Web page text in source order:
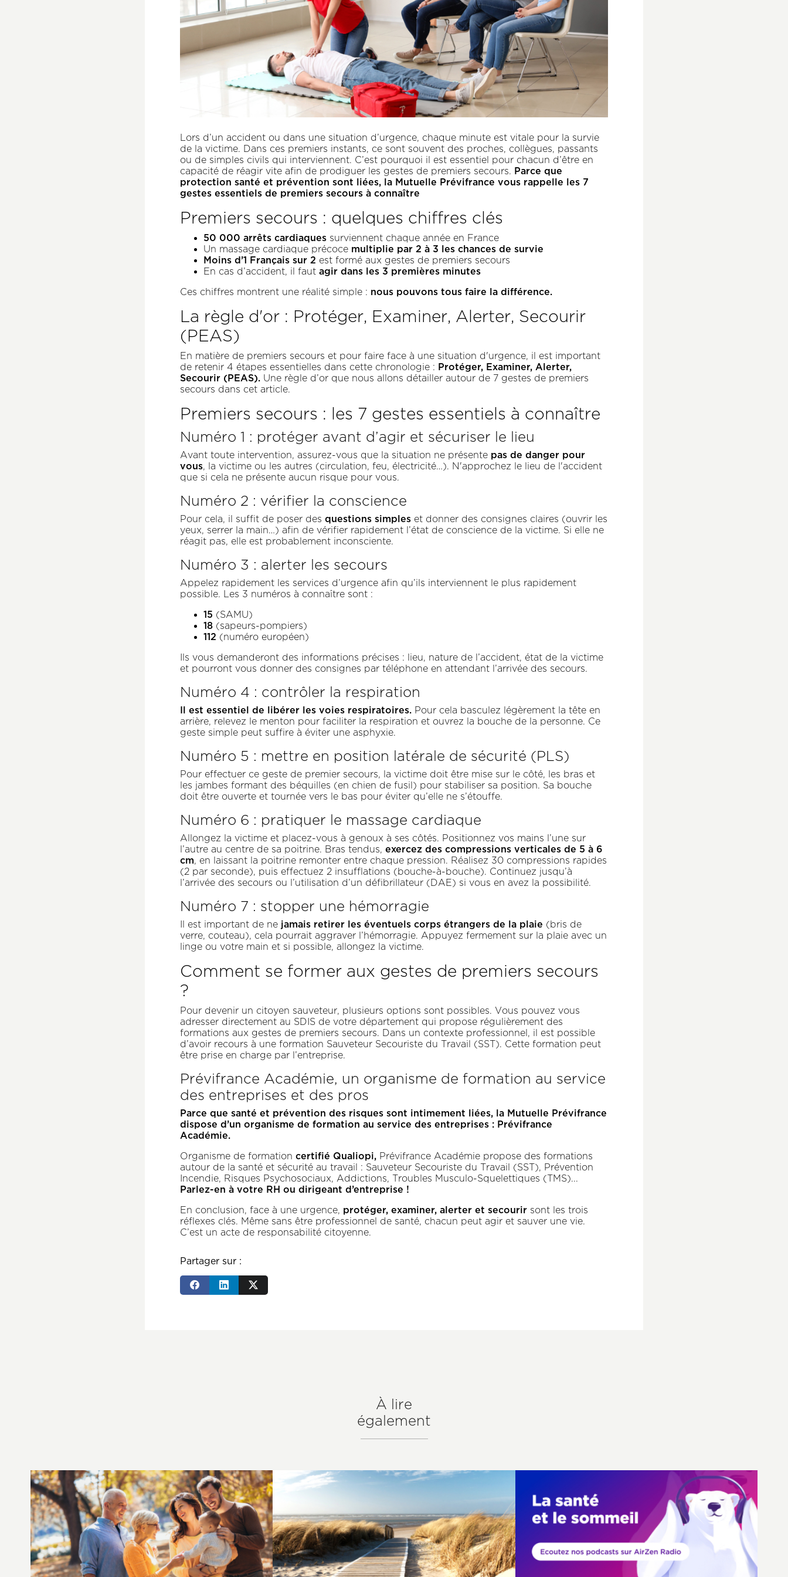
Axeptio consent
Lors d’un accident ou dans une situation d’urgence, chaque minute est vitale pour la survie
de la victime. Dans ces premiers instants, ce sont souvent des proches, collègues, passants
ou de simples civils qui interviennent. C’est pourquoi il est essentiel pour chacun d’être en
capacité de réagir vite afin de prodiguer les gestes de premiers secours. Parce que
protection santé et prévention sont liées, la Mutuelle Prévifrance vous rappelle les 7
gestes essentiels de premiers secours à connaître
Premiers secours : quelques chiffres clés
50 000 arrêts cardiaques surviennent chaque année en France
Un massage cardiaque précoce multiplie par 2 à 3 les chances de survie
Moins d’1 Français sur 2 est formé aux gestes de premiers secours
En cas d’accident, il faut agir dans les 3 premières minutes
Ces chiffres montrent une réalité simple : nous pouvons tous faire la différence.
La règle d'or : Protéger, Examiner, Alerter, Secourir
(PEAS)
En matière de premiers secours et pour faire face à une situation d'urgence, il est important
de retenir 4 étapes essentielles dans cette chronologie : Protéger, Examiner, Alerter,
Secourir (PEAS). Une règle d’or que nous allons détailler autour de 7 gestes de premiers
secours dans cet article.
Premiers secours : les 7 gestes essentiels à connaître
Numéro 1 : protéger avant d’agir et sécuriser le lieu
Avant toute intervention, assurez-vous que la situation ne présente pas de danger pour
vous, la victime ou les autres (circulation, feu, électricité…). N'approchez le lieu de l'accident
que si cela ne présente aucun risque pour vous.
Numéro 2 : vérifier la conscience
Pour cela, il suffit de poser des questions simples et donner des consignes claires (ouvrir les
yeux, serrer la main…) afin de vérifier rapidement l’état de conscience de la victime. Si elle ne
réagit pas, elle est probablement inconsciente.
Numéro 3 : alerter les secours
Appelez rapidement les services d’urgence afin qu’ils interviennent le plus rapidement
possible. Les 3 numéros à connaître sont :
15 (SAMU)
18 (sapeurs-pompiers)
112 (numéro européen)
Ils vous demanderont des informations précises : lieu, nature de l’accident, état de la victime
et pourront vous donner des consignes par téléphone en attendant l’arrivée des secours.
Numéro 4 : contrôler la respiration
Il est essentiel de libérer les voies respiratoires. Pour cela basculez légèrement la tête en
arrière, relevez le menton pour faciliter la respiration et ouvrez la bouche de la personne. Ce
geste simple peut suffire à éviter une asphyxie.
Numéro 5 : mettre en position latérale de sécurité (PLS)
Pour effectuer ce geste de premier secours, la victime doit être mise sur le côté, les bras et
les jambes formant des béquilles (en chien de fusil) pour stabiliser sa position. Sa bouche
doit être ouverte et tournée vers le bas pour éviter qu’elle ne s’étouffe.
Numéro 6 : pratiquer le massage cardiaque
Allongez la victime et placez-vous à genoux à ses côtés. Positionnez vos mains l’une sur
l’autre au centre de sa poitrine. Bras tendus, exercez des compressions verticales de 5 à 6
cm, en laissant la poitrine remonter entre chaque pression. Réalisez 30 compressions rapides
(2 par seconde), puis effectuez 2 insufflations (bouche-à-bouche). Continuez jusqu’à
l’arrivée des secours ou l’utilisation d’un défibrillateur (DAE) si vous en avez la possibilité.
Numéro 7 : stopper une hémorragie
Il est important de ne jamais retirer les éventuels corps étrangers de la plaie (bris de
verre, couteau), cela pourrait aggraver l’hémorragie. Appuyez fermement sur la plaie avec un
linge ou votre main et si possible, allongez la victime.
Comment se former aux gestes de premiers secours
?
Pour devenir un citoyen sauveteur, plusieurs options sont possibles. Vous pouvez vous
adresser directement au SDIS de votre département qui propose régulièrement des
formations aux gestes de premiers secours. Dans un contexte professionnel, il est possible
d’avoir recours à une formation Sauveteur Secouriste du Travail (SST). Cette formation peut
être prise en charge par l’entreprise.
Prévifrance Académie, un organisme de formation au service
des entreprises et des pros
Parce que santé et prévention des risques sont intimement liées, la Mutuelle Prévifrance
dispose d’un organisme de formation au service des entreprises : Prévifrance
Académie.
Organisme de formation certifié Qualiopi, Prévifrance Académie propose des formations
autour de la santé et sécurité au travail : Sauveteur Secouriste du Travail (SST), Prévention
Incendie, Risques Psychosociaux, Addictions, Troubles Musculo-Squelettiques (TMS)...
Parlez-en à votre RH ou dirigeant d’entreprise !
En conclusion, face à une urgence, protéger, examiner, alerter et secourir sont les trois
réflexes clés. Même sans être professionnel de santé, chacun peut agir et sauver une vie.
C’est un acte de responsabilité citoyenne.
Partager sur :
À lire
également